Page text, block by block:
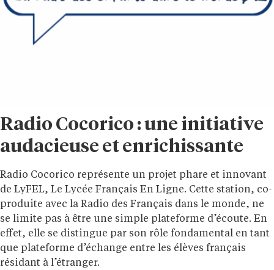
Radio Cocorico : une initiative
audacieuse et enrichissante
Radio Cocorico représente un projet phare et innovant
de LyFEL, Le Lycée Français En Ligne. Cette station, co-
produite avec la Radio des Français dans le monde, ne
se limite pas à être une simple plateforme d’écoute. En
effet, elle se distingue par son rôle fondamental en tant
que plateforme d’échange entre les élèves français
résidant à l’étranger.